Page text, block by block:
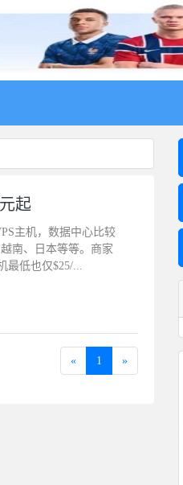
起
主机，数据中心比较
南、日本等等。商家
最低也仅$25/...
« 1 »